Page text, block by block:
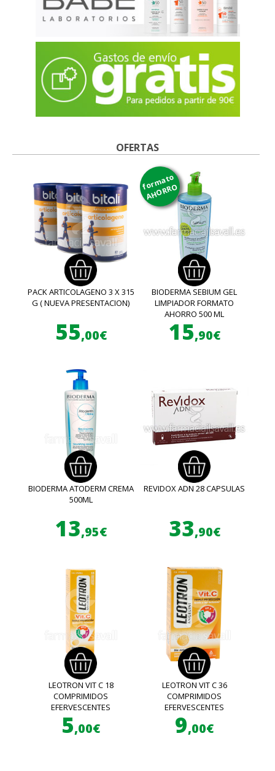
OFERTAS
PACK ARTICOLAGENO 3 X 315
G ( NUEVA PRESENTACION)
55,00€
formato
AHORRO
BIODERMA SEBIUM GEL
LIMPIADOR FORMATO
AHORRO 500 ML
15,90€
BIODERMA ATODERM CREMA
500ML
13,95€
REVIDOX ADN 28 CAPSULAS
33,90€
LEOTRON VIT C 18
COMPRIMIDOS
EFERVESCENTES
5,00€
LEOTRON VIT C 36
COMPRIMIDOS
EFERVESCENTES
9,00€